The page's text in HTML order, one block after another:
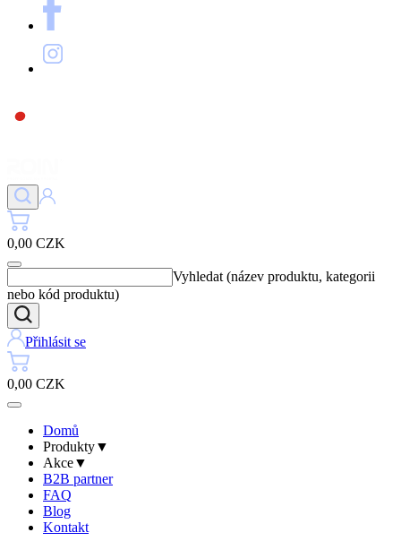
0,00 CZK
Vyhledat (název produktu, kategorii
nebo kód produktu)
Přihlásit se
0,00 CZK
Domů
Produkty▼
Akce▼
B2B partner
FAQ
Blog
Kontakt